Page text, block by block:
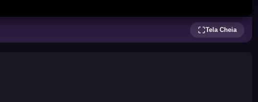
Tela Cheia